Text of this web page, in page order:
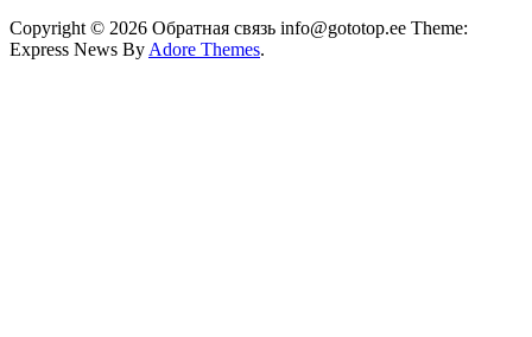
Copyright © 2026 Обратная связь info@gototop.ee Theme:
Express News By Adore Themes.